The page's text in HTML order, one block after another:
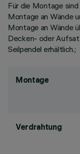
Für die Montage
Montage an Wände
Montage an Wände
Decken- oder
Seilpendel erhältlich.;
Montage
Verdrahtung